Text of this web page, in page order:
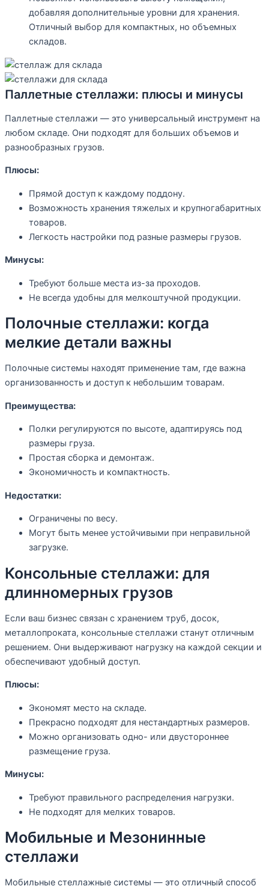
добавляя дополнительные уровни для хранения.
Отличный выбор для компактных, но объемных
складов.
Паллетные стеллажи: плюсы и минусы
Паллетные стеллажи — это универсальный инструмент на
любом складе. Они подходят для больших объемов и
разнообразных грузов.
Плюсы:
Прямой доступ к каждому поддону.
Возможность хранения тяжелых и крупногабаритных
товаров.
Легкость настройки под разные размеры грузов.
Минусы:
Требуют больше места из-за проходов.
Не всегда удобны для мелкоштучной продукции.
Полочные стеллажи: когда
мелкие детали важны
Полочные системы находят применение там, где важна
организованность и доступ к небольшим товарам.
Преимущества:
Полки регулируются по высоте, адаптируясь под
размеры груза.
Простая сборка и демонтаж.
Экономичность и компактность.
Недостатки:
Ограничены по весу.
Могут быть менее устойчивыми при неправильной
загрузке.
Консольные стеллажи: для
длинномерных грузов
Если ваш бизнес связан с хранением труб, досок,
металлопроката, консольные стеллажи станут отличным
решением. Они выдерживают нагрузку на каждой секции и
обеспечивают удобный доступ.
Плюсы:
Экономят место на складе.
Прекрасно подходят для нестандартных размеров.
Можно организовать одно- или двустороннее
размещение груза.
Минусы:
Требуют правильного распределения нагрузки.
Не подходят для мелких товаров.
Мобильные и Мезонинные
стеллажи
Мобильные стеллажные системы — это отличный способ